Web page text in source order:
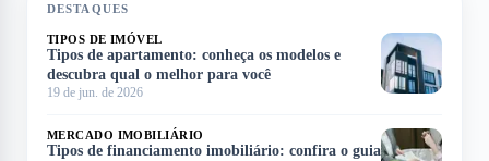
DESTAQUES
TIPOS DE IMÓVEL
Tipos de apartamento: conheça os modelos e
descubra qual o melhor para você
19 de jun. de 2026
MERCADO IMOBILIÁRIO
Tipos de financiamento imobiliário: confira o guia